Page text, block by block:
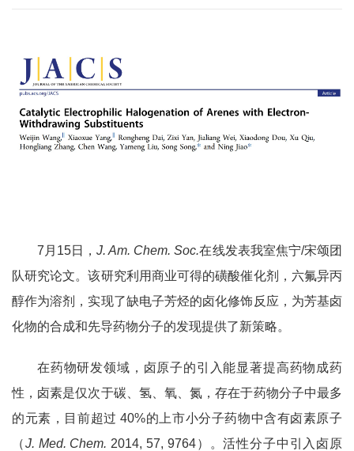
7 月 15日，J. Am. Chem. Soc.在线发表我室焦宁/宋颂团
队研究论文。该研究利用商业可得的磺酸催化剂，六氟异丙
醇作为溶剂，实现了缺电子芳烃的卤化修饰反应，为芳基卤
化物的合成和先导药物分子的发现提供了新策略。
在药物研发领域，卤原子的引入能显著提高药物成药
性，卤素是仅次于碳、氢、氧、氮，存在于药物分子中最多
的元素，目前超过 40%的上市小分子药物中含有卤素原子
（J. Med. Chem. 2014, 57, 9764）。活性分子中引入卤原